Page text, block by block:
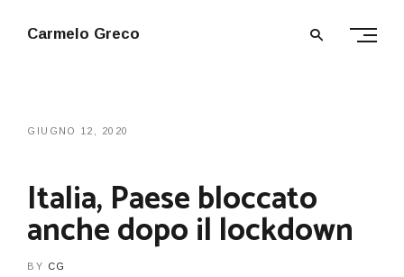
Carmelo Greco
GIUGNO 12, 2020
Italia, Paese bloccato
anche dopo il lockdown
BY CG